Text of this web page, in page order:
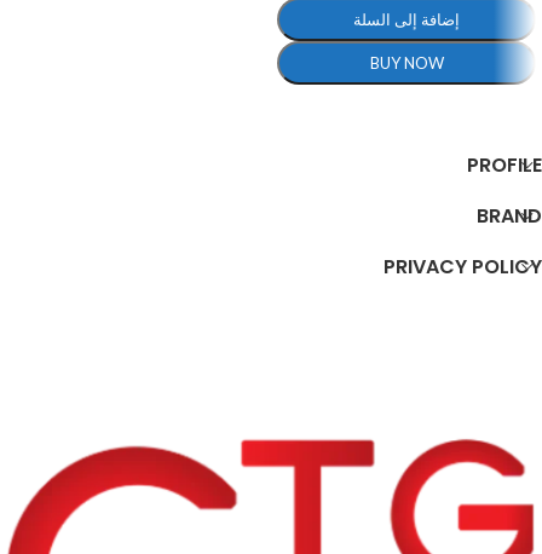
إضافة إلى السلة
BUY NOW
PROFILE
BRAND
PRIVACY POLICY